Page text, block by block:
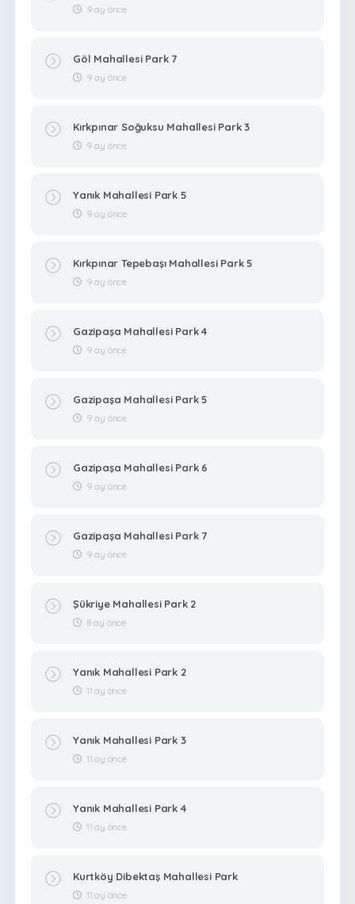
9 ay önce
Göl Mahallesi Park 7
9 ay önce
Kırkpınar Soğuksu Mahallesi Park 3
9 ay önce
Yanık Mahallesi Park 5
9 ay önce
Kırkpınar Tepebaşı Mahallesi Park 5
9 ay önce
Gazipaşa Mahallesi Park 4
9 ay önce
Gazipaşa Mahallesi Park 5
9 ay önce
Gazipaşa Mahallesi Park 6
9 ay önce
Gazipaşa Mahallesi Park 7
9 ay önce
Şükriye Mahallesi Park 2
8 ay önce
Yanık Mahallesi Park 2
11 ay önce
Yanık Mahallesi Park 3
11 ay önce
Yanık Mahallesi Park 4
11 ay önce
Kurtköy Dibektaş Mahallesi Park
11 ay önce